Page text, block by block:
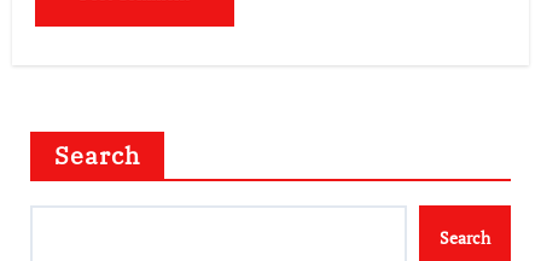
Search
Search